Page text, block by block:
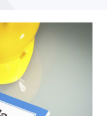
commercio